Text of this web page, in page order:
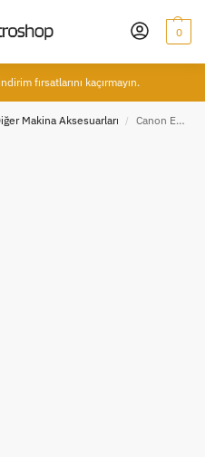
0
fırsatlarını kaçırmayın.
Makina Aksesuarları / Canon EOS 7D Mark II İçin Batarya (Pil) Yeri Kapağı